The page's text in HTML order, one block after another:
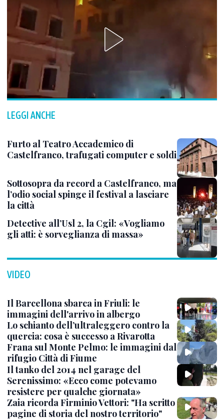
LEGGI ANCHE
Furto al Teatro Accademico di
Castelfranco, trafugati computer e soldi
Sottosopra da record a Castelfranco, ma
l’odio social spinge il festival a lasciare
la città
Detective all’Usl 2, la Cgil: «Vogliamo
gli atti: è sorveglianza di massa»
VIDEO
Il Barcellona sbarca in Friuli: le
immagini dell'arrivo in albergo
Lo schianto dell’ultraleggero contro la
quercia: cosa è successo a Rivarotta
Frana sul Monte Pelmo: le immagini dal
rifugio Città di Fiume
Il tanko del 2014 nel garage del
Serenissimo: «Ecco come potevamo
resistere per qualche giornata»
Zaia ricorda Firminio Vettori: "Ha scritto
pagine di storia del nostro territorio"